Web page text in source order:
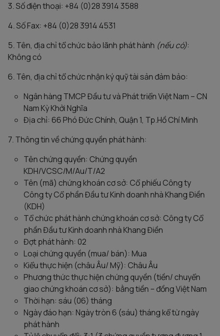
3. Số điện thoại: +84 (0)28 3914 3588
4. Số Fax: +84 (0)28 3914 4531
5. Tên, địa chỉ tổ chức bảo lãnh phát hành (nếu có):
Không có
6. Tên, địa chỉ tổ chức nhận ký quỹ tài sản đảm bảo:
Ngân hàng TMCP Đầu tư và Phát triển Việt Nam – CN
Nam Kỳ Khởi Nghĩa
Địa chỉ: 66 Phó Đức Chính, Quận 1, Tp.Hồ Chí Minh
7. Thông tin về chứng quyền phát hành:
Tên chứng quyền: Chứng quyền
KDH/VCSC/M/Au/T/A2
Tên (mã) chứng khoán cơ sở: Cổ phiếu Công ty
Công ty Cổ phần Đầu tư Kinh doanh nhà Khang Điền
(KDH)
Tổ chức phát hành chứng khoán cơ sở: Công ty Cổ
phần Đầu tư Kinh doanh nhà Khang Điền
Đợt phát hành: 02
Loại chứng quyền (mua/ bán): Mua
Kiểu thực hiện (châu Âu/ Mỹ): Châu Âu
Phương thức thực hiện chứng quyền (tiền/ chuyển
giao chứng khoán cơ sở): bằng tiền – đồng Việt Nam
Thời hạn: sáu (06) tháng
Ngày đáo hạn: Ngày tròn 6 (sáu) tháng kể từ ngày
phát hành